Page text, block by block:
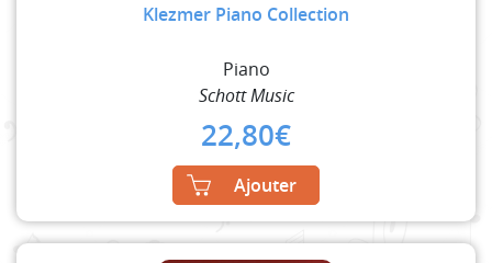
Klezmer Piano Collection
Piano
Schott Music
22,80€
Ajouter